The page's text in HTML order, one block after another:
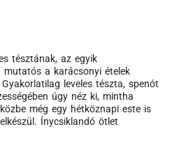
tésztának, az egyik
mutatós a karácsonyi ételek
Gyakorlatilag leveles tészta, spenót
úgy néz ki, mintha
még egy hétköznapi este is
Ínycsiklandó ötlet